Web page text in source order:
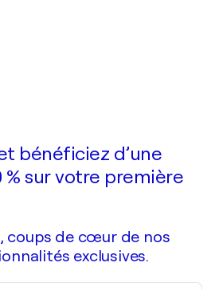
commande
bénéficiez d’une
% sur votre première
coups de cœur de nos
exclusives.